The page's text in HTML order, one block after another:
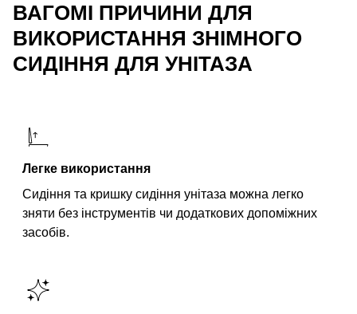
ВАГОМІ ПРИЧИНИ ДЛЯ
ВИКОРИСТАННЯ ЗНІМНОГО
СИДІННЯ ДЛЯ УНІТАЗА
Легке використання
Сидіння та кришку сидіння унітаза можна легко
зняти без інструментів чи додаткових допоміжних
засобів.